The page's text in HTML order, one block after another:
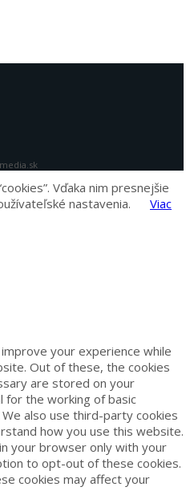
Vďaka nim presnejšie
nastavenia.
Viac
your experience while
Out of these, the cookies
are stored on your
for the working of basic
also use third-party cookies
how you use this website.
your browser only with your
to opt-out of these cookies.
cookies may affect your